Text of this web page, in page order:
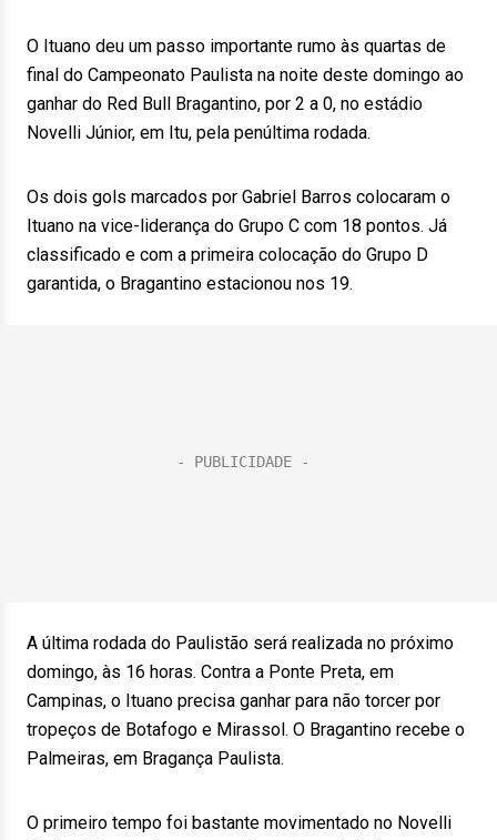
O Ituano deu um passo importante rumo às quartas de
final do Campeonato Paulista na noite deste domingo ao
ganhar do Red Bull Bragantino, por 2 a 0, no estádio
Novelli Júnior, em Itu, pela penúltima rodada.
Os dois gols marcados por Gabriel Barros colocaram o
Ituano na vice-liderança do Grupo C com 18 pontos. Já
classificado e com a primeira colocação do Grupo D
garantida, o Bragantino estacionou nos 19.
A última rodada do Paulistão será realizada no próximo
domingo, às 16 horas. Contra a Ponte Preta, em
Campinas, o Ituano precisa ganhar para não torcer por
tropeços de Botafogo e Mirassol. O Bragantino recebe o
Palmeiras, em Bragança Paulista.
O primeiro tempo foi bastante movimentado no Novelli